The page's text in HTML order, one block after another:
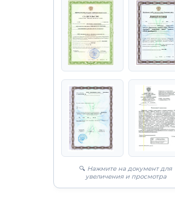
🔍 Нажмите на документ для
увеличения и просмотра